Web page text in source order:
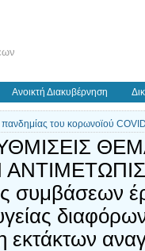
Ανοικτή Διακυβέρνηση
πανδημίας του κορωνοϊού
συμβάσεων
εκτάκτων